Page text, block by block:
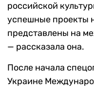
российской
успешные проекты
представлены на
— рассказала она.
После начала
Украине